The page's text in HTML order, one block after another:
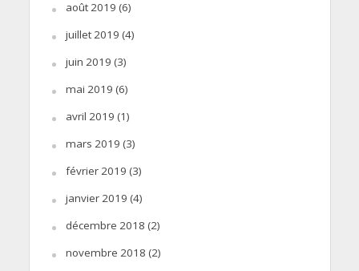
août 2019 (6)
juillet 2019 (4)
juin 2019 (3)
mai 2019 (6)
avril 2019 (1)
mars 2019 (3)
février 2019 (3)
janvier 2019 (4)
décembre 2018 (2)
novembre 2018 (2)